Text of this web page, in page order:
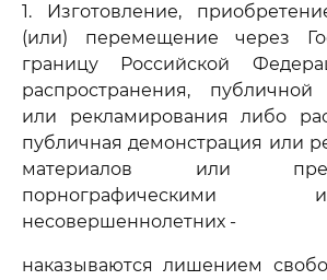
1. Изготовление,
(или) перемещение через
границу Российской
распространения, публичной
или рекламирования либо
публичная демонстрация или
материалов или
порнографическими
несовершеннолетних -
наказываются лишением